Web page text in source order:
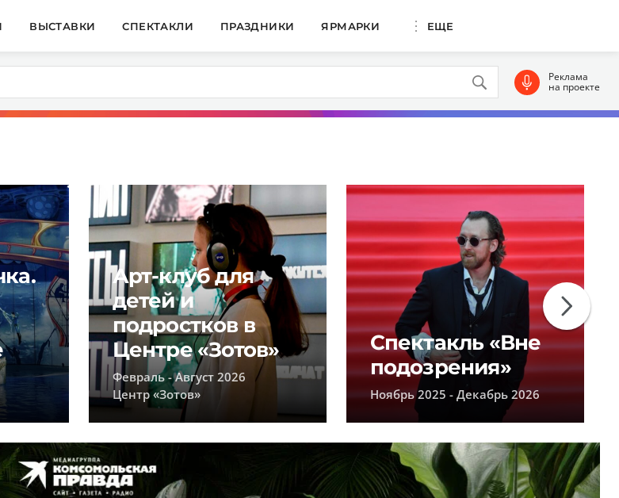
ВЫСТАВКИ СПЕКТАКЛИ ПРАЗДНИКИ ЯРМАРКИ ЕЩЕ
Реклама
на проекте
Арт-клуб для
детей и
подростков в
Центре «Зотов»
Февраль - Август 2026
Центр «Зотов»
Спектакль «Вне
подозрения»
Ноябрь 2025 - Декабрь 2026